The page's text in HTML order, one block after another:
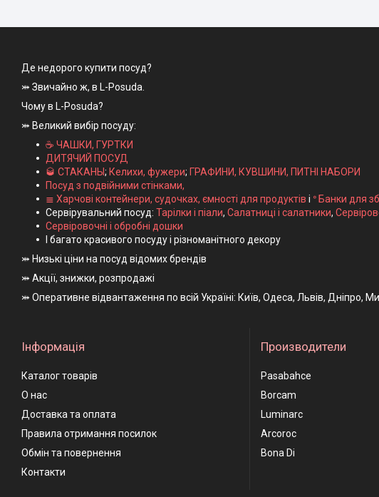
Де недорого купити посуд?
⤗ Звичайно ж, в L-Posuda.
Чому в L-Posuda?
⤗ Великий вибір посуду:
☕ ЧАШКИ, ГУРТКИ
ДИТЯЧИЙ ПОСУД
🥃 СТАКАНЫ; Келихи, фужери; ГРАФИНИ, КУВШИНИ, ПИТНІ НАБОРИ
Посуд з подвійними стінками,
≣ Харчові контейнери, судочках, ємності для продуктів і ᐤ Банки для
Сервірувальний посуд: Тарілки і піали, Салатниці і салатники,
Сервіровочні і обробні дошки
І багато красивого посуду і різноманітного декору
⤗ Низькі ціни на посуд відомих брендів
⤗ Акції, знижки, розпродажі
⤗ Оперативне відвантаження по всій Україні: Київ, Одеса, Львів, Дніпро,
Інформація
Каталог товарів
О нас
Доставка та оплата
Правила отримання посилок
Обмін та повернення
Контакти
Производители
Pasabahce
Borcam
Luminarc
Arcoroc
Bona Di